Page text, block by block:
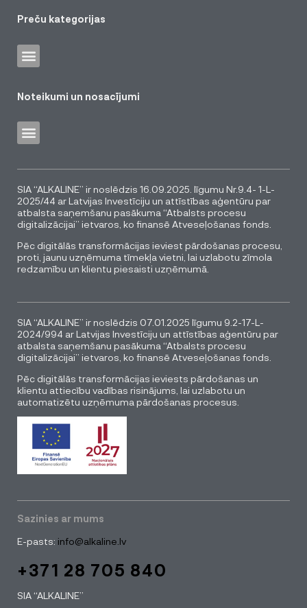
Preču kategorijas
Noteikumi un nosacījumi
SIA “ALKALINE” ir noslēdzis 16.09.2025. līgumu Nr.9.4- 1-L-
2025/44 ar Latvijas Investīciju un attīstības aģentūru par
atbalsta saņemšanu pasākuma “Atbalsts procesu
digitalizācijai” ietvaros, ko finansē Atveseļošanas fonds.
Pēc digitālās transformācijas ieviest pārdošanas procesu,
proti, jaunu uzņēmuma tīmekļa vietni, lai uzlabotu zīmola
redzamību un klientu piesaisti uzņēmumā.
SIA “ALKALINE” ir noslēdzis 07.01.2025 līgumu 9.2-17-L-
2024/994 ar Latvijas Investīciju un attīstības aģentūru par
atbalsta saņemšanu pasākuma “Atbalsts procesu
digitalizācijai” ietvaros, ko finansē Atveseļošanas fonds.
Pēc digitālās transformācijas ieviests pārdošanas un
klientu attiecību vadības risinājums, lai uzlabotu un
automatizētu uzņēmuma pārdošanas procesus.
Sazinies ar mums
E-pasts: info@alkaline.lv
+371 28 705 840
SIA “ALKALINE”